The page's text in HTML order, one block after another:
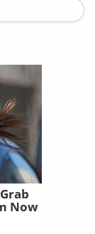
Now